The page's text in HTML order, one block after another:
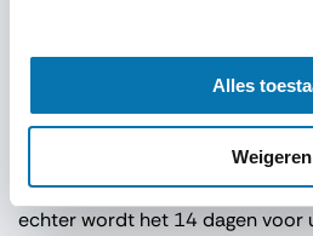
Alles
Weigeren
E-Visum China Aanvraag
Afleveringsproces
U kunt het visum al een jaar van
echter wordt het 14 dagen voor